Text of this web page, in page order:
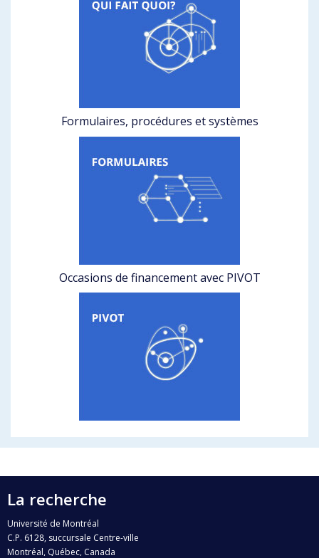
Formulaires, procédures et systèmes
Occasions de financement avec PIVOT
La recherche
Université de Montréal
C.P. 6128, succursale Centre-ville
Montréal, Québec, Canada